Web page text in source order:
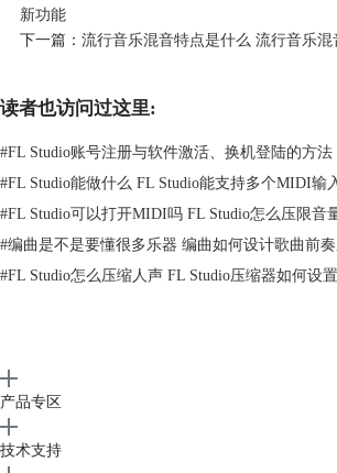
3、GarageBand
GaragBand是苹果公司推出的一款音频软件，它能
GarageBand支持多音轨录制，在软件中也自带了
能够满足我们简单的编曲需求。
新功能
下一篇： 流行音乐混音特点是什么 流行音乐混
读者也访问过这里:
#FL Studio账号注册与软件激活、换机登陆的方法
#FL Studio能做什么 FL Studio能支持多个MIDI输
#FL Studio可以打开MIDI吗 FL Studio怎么压限音
#编曲是不是要懂很多乐器 编曲如何设计歌曲前
#FL Studio怎么压缩人声 FL Studio压缩器如何设
产品专区
技术支持